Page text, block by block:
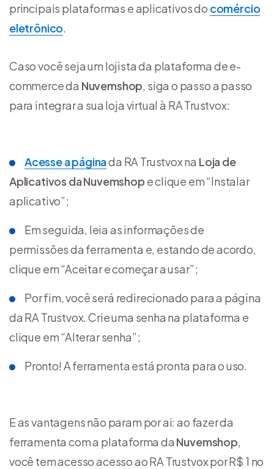
principais plataformas e aplicativos do comércio
eletrônico.
Caso você seja um lojista da plataforma de e-
commerce da Nuvemshop, siga o passo a passo
para integrar a sua loja virtual à RA Trustvox:
Acesse a páginada RA Trustvox na Loja de
Aplicativos daNuvemshop e clique em “Instalar
aplicativo”;
Em seguida, leia as informações de
permissões da ferramenta e, estando de acordo,
clique em “Aceitar e começar a usar”;
Por fim, você será redirecionado para a página
da RA Trustvox. Crie uma senha na plataforma e
clique em “Alterar senha”;
Pronto! A ferramenta está pronta para o uso.
E as vantagens não param por ai: ao fazer da
ferramenta com a plataforma da Nuvemshop,
você tem acesso acesso ao RA Trustvox por R$ 1 no